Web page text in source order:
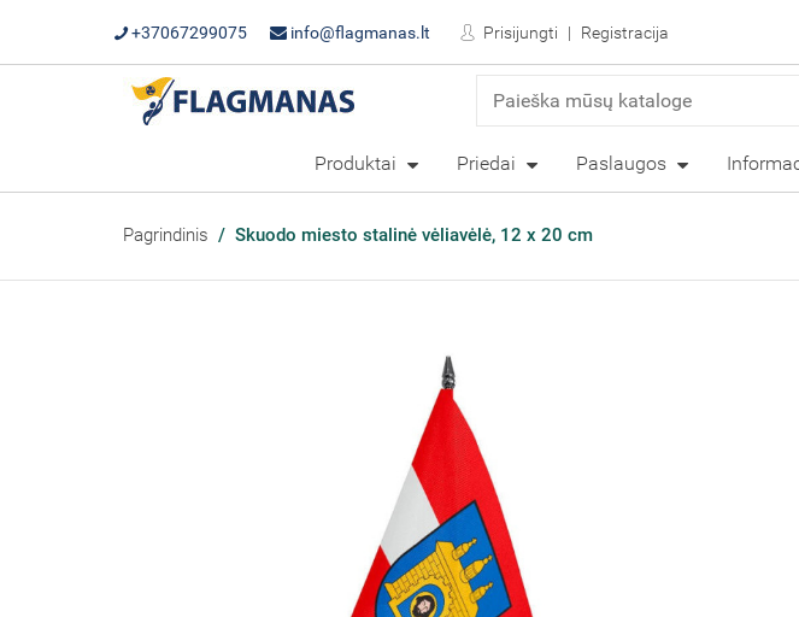
+37067299075 info@flagmanas.lt Prisijungti Registracija
Produktai Priedai Paslaugos
Pagrindinis Skuodo miesto stalinė vėliavėlė, 12 x 20 cm